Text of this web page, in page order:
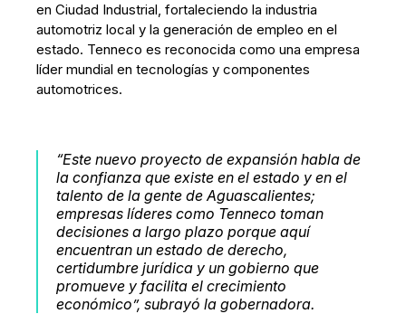
en Ciudad Industrial, fortaleciendo la industria
automotriz local y la generación de empleo en el
estado. Tenneco es reconocida como una empresa
líder mundial en tecnologías y componentes
automotrices.
“Este nuevo proyecto de expansión habla de
la confianza que existe en el estado y en el
talento de la gente de Aguascalientes;
empresas líderes como Tenneco toman
decisiones a largo plazo porque aquí
encuentran un estado de derecho,
certidumbre jurídica y un gobierno que
promueve y facilita el crecimiento
económico”, subrayó la gobernadora.